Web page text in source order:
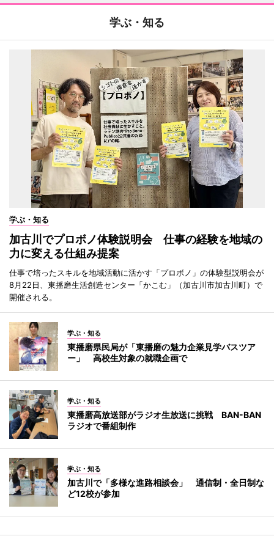
学ぶ・知る
学ぶ・知る
加古川でプロボノ体験説明会 仕事の経験を地域の
力に変える仕組み提案
仕事で培ったスキルを地域活動に活かす「プロボノ」の体験型説明会が
8月22日、東播磨生活創造センター「かこむ」（加古川市加古川町）で
開催される。
学ぶ・知る
東播磨県民局が「東播磨の魅力企業見学バスツア
ー」 高校生対象の就職企画で
学ぶ・知る
東播磨高放送部がラジオ生放送に挑戦 BAN-BAN
ラジオで番組制作
学ぶ・知る
加古川で「多様な進路相談会」 通信制・全日制な
ど12校が参加